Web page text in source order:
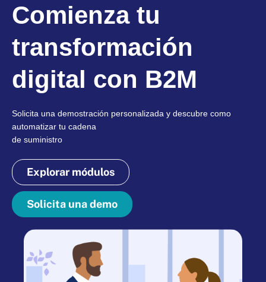
Comienza tu
transformación
digital con B2M
Solicita una demostración personalizada y descubre como
automatizar tu cadena
de suministro
Explorar módulos
Solicita una demo